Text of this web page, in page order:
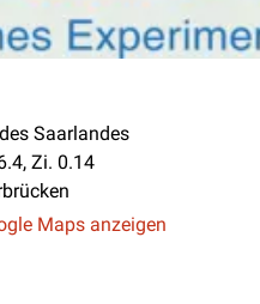
Saarlandes
Zi. 0.14
Maps anzeigen